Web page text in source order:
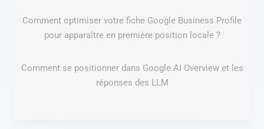
Comment optimiser votre fiche Google Business Profile
pour apparaître en première position locale ?
Comment se positionner dans Google AI Overview et les
réponses des LLM